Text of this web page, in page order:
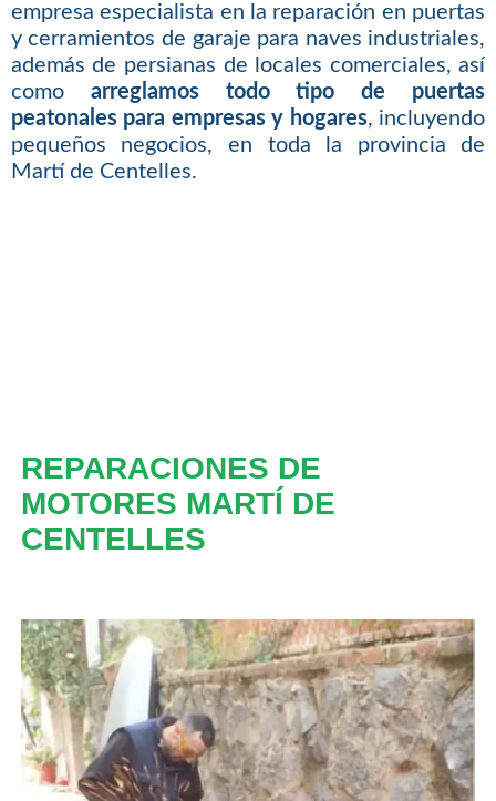
empresa especialista en la reparación en puertas
y cerramientos de garaje para naves industriales,
además de persianas de locales comerciales, así
como arreglamos todo tipo de puertas
peatonales para empresas y hogares, incluyendo
pequeños negocios, en toda la provincia de
Martí de Centelles.
REPARACIONES DE
MOTORES MARTÍ DE
CENTELLES